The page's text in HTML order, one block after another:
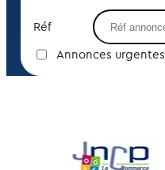
Réf
Annonces urgentes